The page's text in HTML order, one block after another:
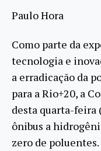
Paulo Hora
Como parte da
tecnologia e
a erradicação da
para a Rio+20, a
desta quarta-feira
ônibus a
zero de